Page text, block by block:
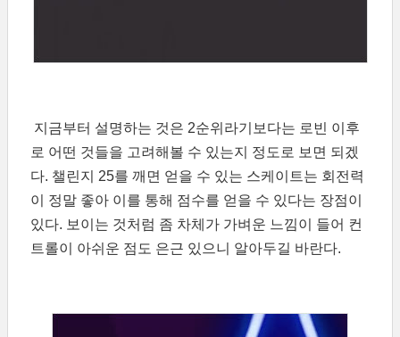
지금부터 설명하는 것은 2순위라기보다는 로빈 이후
로 어떤 것들을 고려해볼 수 있는지 정도로 보면 되겠
다. 챌린지 25를 깨면 얻을 수 있는 스케이트는 회전력
이 정말 좋아 이를 통해 점수를 얻을 수 있다는 장점이
있다. 보이는 것처럼 좀 차체가 가벼운 느낌이 들어 컨
트롤이 아쉬운 점도 은근 있으니 알아두길 바란다.